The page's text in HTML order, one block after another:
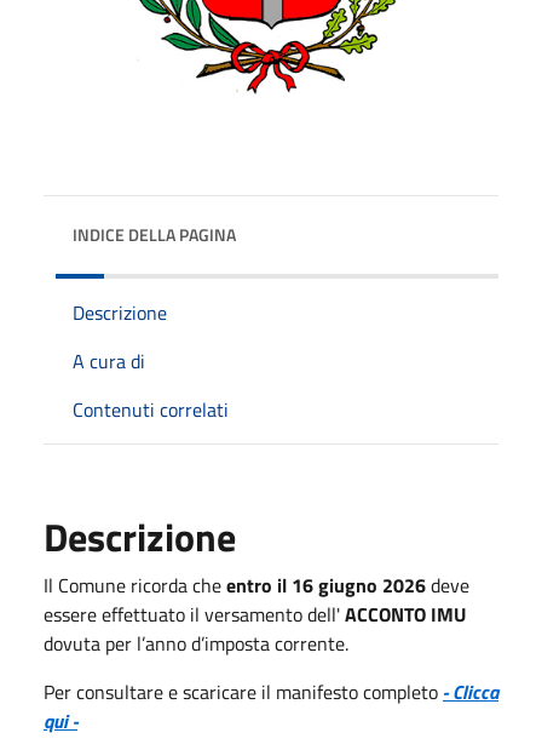
INDICE DELLA PAGINA
Descrizione
A cura di
Contenuti correlati
Descrizione
Il Comune ricorda cheentro il 16 giugno 2026deve
essere effettuato il versamento dell'ACCONTO IMU
dovuta per l’anno d’imposta corrente.
Per consultare e scaricare il manifesto completo - Clicca
qui -